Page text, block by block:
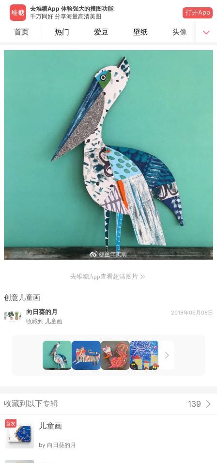
去堆糖App 体验强大的搜图功能
千万同好 分享海量高清美图
打开App
首页 热门 爱豆 壁纸 头像
去堆糖App查看超清图片
创意儿童画
向日葵的月
收藏到 儿童画
2018年09月06日
收藏到以下专辑 139
首发 儿童画
by 向日葵的月